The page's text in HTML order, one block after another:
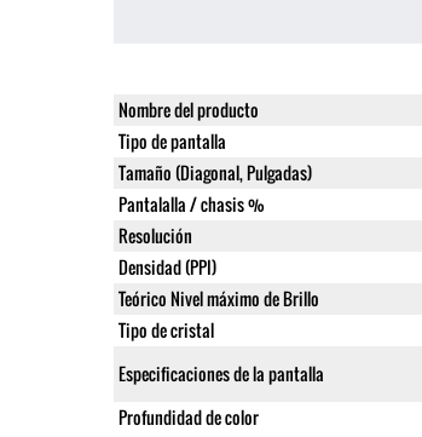
Nombre del producto
Tipo de pantalla
Tamaño (Diagonal, Pulgadas)
Pantalalla / chasis %
Resolución
Densidad (PPI)
Teórico Nivel máximo de Brillo
Tipo de cristal
Especificaciones de la pantalla
Profundidad de color